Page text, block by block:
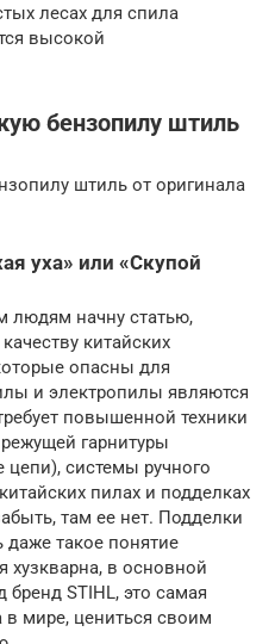
лесах для спила
высокой
бензопилу штиль
штиль от оригинала
уха» или «Скупой
людям начну статью,
китайских
опасны для
и электропилы являются
повышенной техники
гарнитуры
системы ручного
пилах и подделках
там ее нет. Подделки
даже такое понятие
хузкварна, в основной
STIHL, это самая
в мире, цениться своим